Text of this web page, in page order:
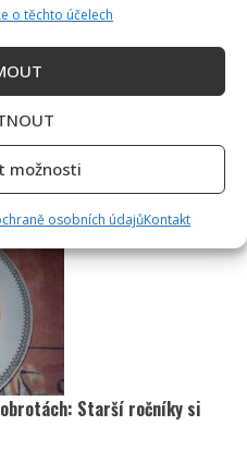
o těchto účelech
možnosti
osobních údajůKontakt
vedry do Skotska. S dětmi
Starší ročníky si